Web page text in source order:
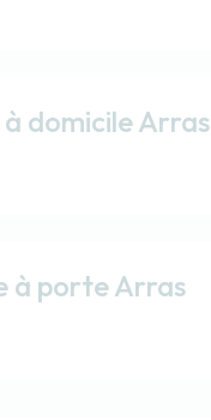
domicile Arras
à porte Arras